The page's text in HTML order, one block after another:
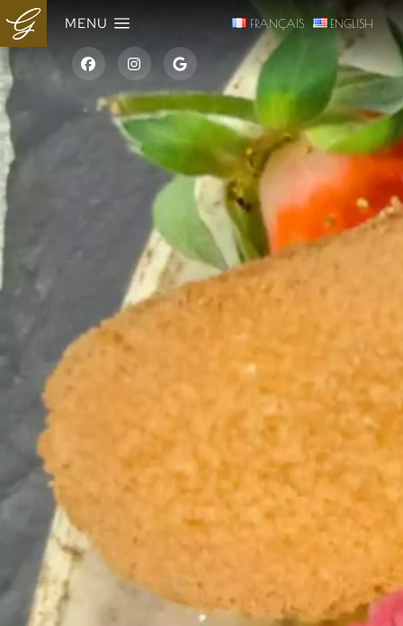
MENU FRANÇAIS ENGLISH